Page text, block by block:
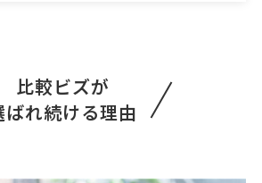
比較ビズが
ばれ続ける理由
っていただける企業様を探しております。 「自
向上」をコンセプト …